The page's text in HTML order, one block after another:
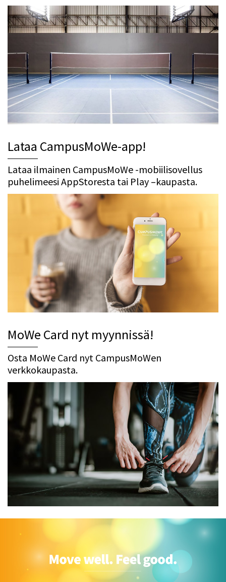
Lataa CampusMoWe-app!
Lataa ilmainen CampusMoWe -mobiilisovellus
puhelimeesi AppStoresta tai Play –kaupasta.
MoWe Card nyt myynnissä!
Osta MoWe Card nyt CampusMoWen
verkkokaupasta.